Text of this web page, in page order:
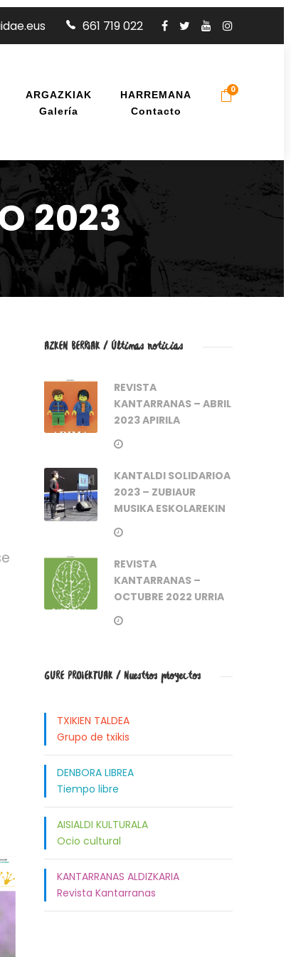
661 719 022
ARGAZKIAK
Galería
HARREMANA
Contacto
0
2023
AZKEN BERRIAK / Últimas noticias
REVISTA
KANTARRANAS – ABRIL
2023 APIRILA
KANTALDI SOLIDARIOA
2023 – ZUBIAUR
MUSIKA ESKOLAREKIN
REVISTA
KANTARRANAS –
OCTUBRE 2022 URRIA
GURE PROIEKTUAK / Nuestros proyectos
TXIKIEN TALDEA
Grupo de txikis
DENBORA LIBREA
Tiempo libre
AISIALDI KULTURALA
Ocio cultural
KANTARRANAS ALDIZKARIA
Revista Kantarranas